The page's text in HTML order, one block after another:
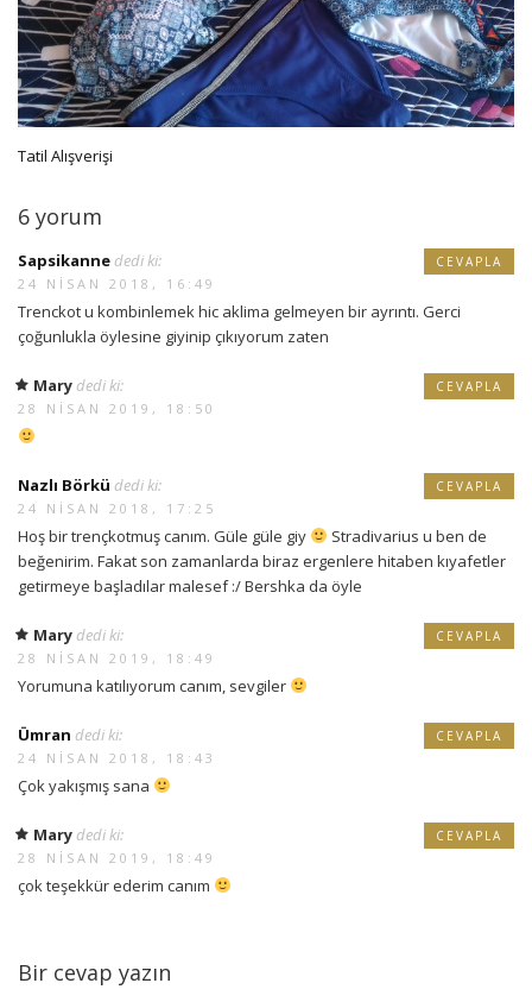
Tatil Alışverişi
6 yorum
Sapsikanne dedi ki:
24 NISAN 2018, 16:49
Trenckot u kombinlemek hic aklima gelmeyen bir ayrıntı. Gerci
çoğunlukla öylesine giyinip çıkıyorum zaten
CEVAPLA
Mary dedi ki:
28 NISAN 2019, 18:50
CEVAPLA
Nazlı Börkü dedi ki:
24 NISAN 2018, 17:25
Hoş bir trençkotmuş canım. Güle güle giy
Stradivarius u ben de
beğenirim. Fakat son zamanlarda biraz ergenlere hitaben kıyafetler
getirmeye başladılar malesef :/ Bershka da öyle
CEVAPLA
Mary dedi ki:
28 NISAN 2019, 18:49
Yorumuna katılıyorum canım, sevgiler
CEVAPLA
Ümran dedi ki:
24 NISAN 2018, 18:43
Çok yakışmış sana
CEVAPLA
Mary dedi ki:
28 NISAN 2019, 18:49
çok teşekkür ederim canım
CEVAPLA
Bir cevap yazın